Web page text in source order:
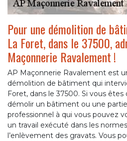
Pour une démolition de
La Foret, dans le 37500,
Maçonnerie Ravalement !
AP Maçonnerie Ravalement est
démolition de bâtiment qui
Foret, dans le 37500. Si vous êtes
démolir un bâtiment ou une
professionnel à qui vous pouvez
un travail exécuté dans les
l’enlèvement des gravats. Vous